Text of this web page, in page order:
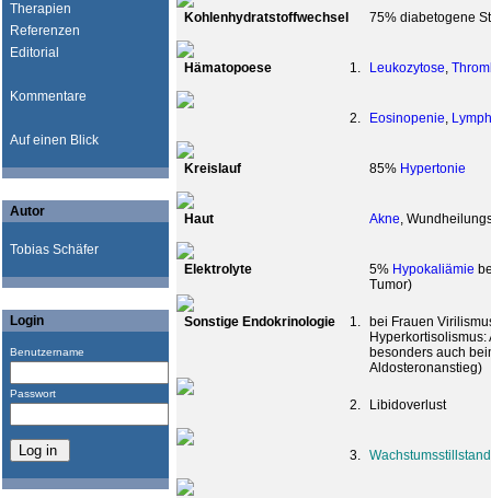
Therapien
Referenzen
Editorial
Kommentare
Auf einen Blick
Autor
Tobias Schäfer
Login
Benutzername
Passwort
Kohlenhydratstoffwechsel 75% diabetogene
Hämatopoese 1. Leukozytose,
2. Eosinopenie,
Kreislauf 85% Hypertonie
Haut Akne,
Elektrolyte 5% Hypokaliämie
Tumor)
Sonstige Endokrinologie 1.
bei Frauen
besonders auch
Aldosteronanstieg)
2. Libidoverlust
3.